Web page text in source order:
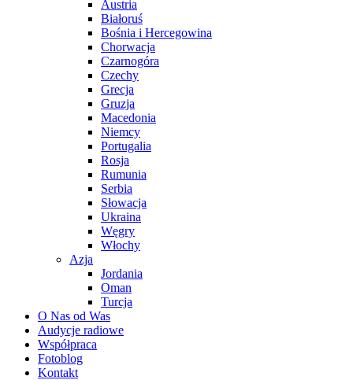
Austria
Białoruś
Bośnia i Hercegowina
Chorwacja
Czarnogóra
Czechy
Grecja
Gruzja
Macedonia
Niemcy
Portugalia
Rosja
Rumunia
Serbia
Słowacja
Ukraina
Węgry
Włochy
Azja
Jordania
Oman
Turcja
O Nas od Was
Audycje radiowe
Współpraca
Fotoblog
Kontakt